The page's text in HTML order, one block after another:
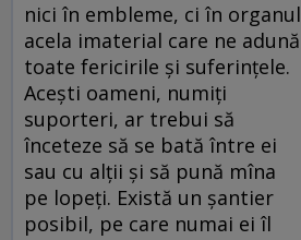
nici în embleme, ci în organul
acela imaterial care ne adună
toate fericirile şi suferinţele.
Aceşti oameni, numiţi
suporteri, ar trebui să
înceteze să se bată între ei
sau cu alţii şi să pună mîna
pe lopeţi. Există un şantier
posibil, pe care numai ei îl